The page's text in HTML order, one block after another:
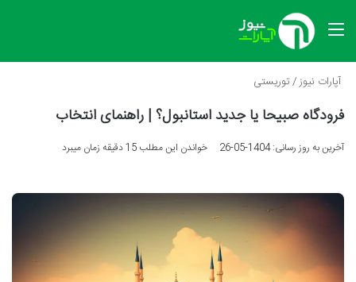
منو
آپارات نیوز/توریستی
فرودگاه صبیحا یا جدید استانبول؟ | راهنمای انتخاب
آخرین به روز رسانی: 1404-05-26 خواندن این مطلب 15 دقیقه زمان میبرد